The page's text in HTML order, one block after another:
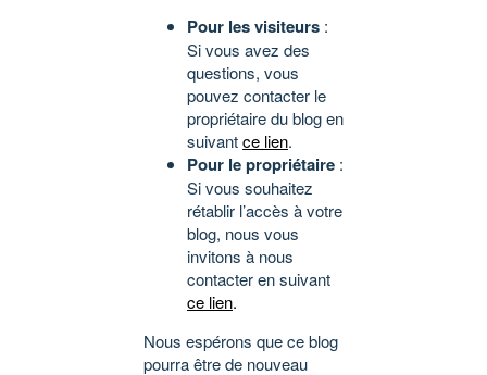
Pour les visiteurs :
Si vous avez des
questions, vous
pouvez contacter le
propriétaire du blog en
suivantce lien.
Pour le propriétaire :
Si vous souhaitez
rétablir l’accès à votre
blog, nous vous
invitons à nous
contacter en suivant
ce lien.
Nous espérons que ce blog
pourra être de nouveau